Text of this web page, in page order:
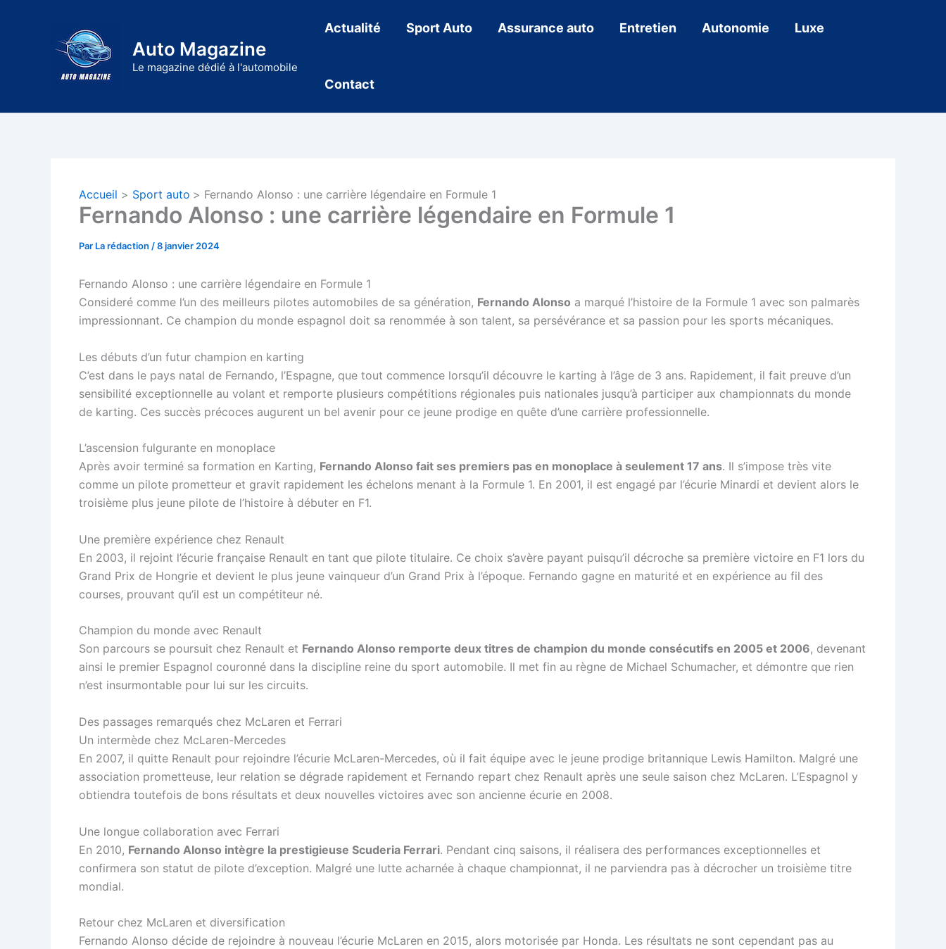
Auto Magazine
Le magazine dédié à l'automobile
Actualité Sport Auto Assurance auto Entretien Autonomie Luxe
Contact
Accueil Sport auto Fernando Alonso : une carrière légendaire en Formule 1
Fernando Alonso : une carrière légendaire en Formule 1
Par La rédaction /8 janvier 2024
Fernando Alonso : une carrière légendaire en Formule 1
Consideré comme l’un des meilleurs pilotes automobiles de sa génération, Fernando Alonso a marqué l’histoire de la Formule 1 avec son palmarès
impressionnant. Ce champion du monde espagnol doit sa renommée à son talent, sa persévérance et sa passion pour les sports mécaniques.
Les débuts d’un futur champion en karting
C’est dans le pays natal de Fernando, l’Espagne, que tout commence lorsqu’il découvre le karting à l’âge de 3 ans. Rapidement, il fait preuve d’un
sensibilité exceptionnelle au volant et remporte plusieurs compétitions régionales puis nationales jusqu’à participer aux championnats du monde
de karting. Ces succès précoces augurent un bel avenir pour ce jeune prodige en quête d’une carrière professionnelle.
L’ascension fulgurante en monoplace
Après avoir terminé sa formation en Karting, Fernando Alonso fait ses premiers pas en monoplace à seulement 17 ans. Il s’impose très vite
comme un pilote prometteur et gravit rapidement les échelons menant à la Formule 1. En 2001, il est engagé par l’écurie Minardi et devient alors le
troisième plus jeune pilote de l’histoire à débuter en F1.
Une première expérience chez Renault
En 2003, il rejoint l’écurie française Renault en tant que pilote titulaire. Ce choix s’avère payant puisqu’il décroche sa première victoire en F1 lors du
Grand Prix de Hongrie et devient le plus jeune vainqueur d’un Grand Prix à l’époque. Fernando gagne en maturité et en expérience au fil des
courses, prouvant qu’il est un compétiteur né.
Champion du monde avec Renault
Son parcours se poursuit chez Renault et Fernando Alonso remporte deux titres de champion du monde consécutifs en 2005 et 2006, devenant
ainsi le premier Espagnol couronné dans la discipline reine du sport automobile. Il met fin au règne de Michael Schumacher, et démontre que rien
n’est insurmontable pour lui sur les circuits.
Des passages remarqués chez McLaren et Ferrari
Un intermède chez McLaren-Mercedes
En 2007, il quitte Renault pour rejoindre l’écurie McLaren-Mercedes, où il fait équipe avec le jeune prodige britannique Lewis Hamilton. Malgré une
association prometteuse, leur relation se dégrade rapidement et Fernando repart chez Renault après une seule saison chez McLaren. L’Espagnol y
obtiendra toutefois de bons résultats et deux nouvelles victoires avec son ancienne écurie en 2008.
Une longue collaboration avec Ferrari
En 2010, Fernando Alonso intègre la prestigieuse Scuderia Ferrari. Pendant cinq saisons, il réalisera des performances exceptionnelles et
confirmera son statut de pilote d’exception. Malgré une lutte acharnée à chaque championnat, il ne parviendra pas à décrocher un troisième titre
mondial.
Retour chez McLaren et diversification
Fernando Alonso décide de rejoindre à nouveau l’écurie McLaren en 2015, alors motorisée par Honda. Les résultats ne sont cependant pas au